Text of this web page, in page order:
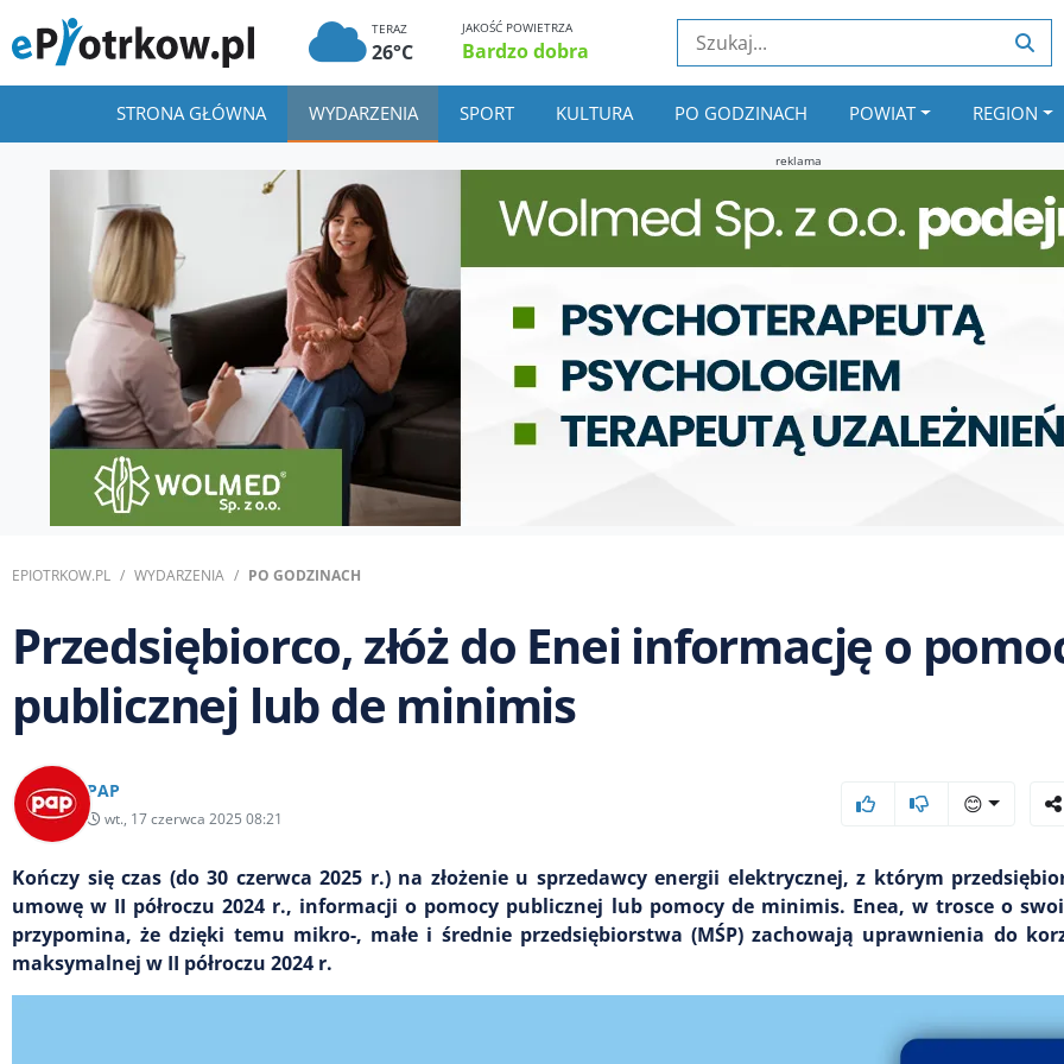
TERAZ
26°C
JAKOŚĆ POWIETRZA
Bardzo dobra
STRONA GŁÓWNA WYDARZENIA SPORT KULTURA PO GODZINACH POWIAT REGION
reklama
EPIOTRKOW.PL WYDARZENIA PO GODZINACH
Przedsiębiorco, złóż do Enei informację o
publicznej lub de minimis
PAP
wt., 17 czerwca 2025 08:21
😊
Kończy się czas (do 30 czerwca 2025 r.) na złożenie u sprzedawcy energii elektrycznej, z którym
umowę w II półroczu 2024 r., informacji o pomocy publicznej lub pomocy de minimis. Enea, w trosce o
przypomina, że dzięki temu mikro-, małe i średnie przedsiębiorstwa (MŚP) zachowają uprawnienia do
maksymalnej w II półroczu 2024 r.